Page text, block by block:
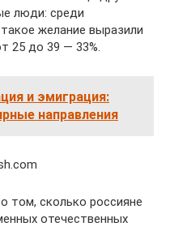
люди: среди
желание выразили
25 до 39 — 33%.
и эмиграция:
направления
сколько россияне
отечественных